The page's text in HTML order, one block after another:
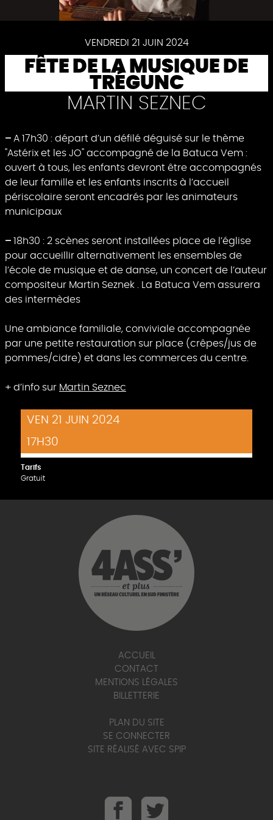
VENDREDI 21 JUIN 2024
FÊTE DE LA MUSIQUE DE
TRÉGUNC
MARTIN SEZNEC
– A 17h30 : départ d’un défilé déguisé sur le thème
"Astérix et les JO" accompagné de la Batuca Vem :
ouvert à tous, les enfants devront être accompagnés
de leur famille et les enfants inscrits à l’accueil
périscolaire seront encadrés par les animateurs
municipaux
– 18h30 : 2 scènes seront installées place de l’église
pour accueillir alternativement les ensembles de
l’école de musique et de danse, un concert de l’auteur
compositeur Martin Seznek . La Batuca Vem assurera
des intermèdes
Une ambiance familiale, conviviale accompagnée
par une petite restauration sur place (crêpes/jus de
pommes/cidre) et dans les commerces du centre.
+ d’info sur Martin Seznec
VEN 21 JUIN 2024
17H30
Tarifs
Gratuit
ACCUEIL
CONTACT
MENTIONS LÉGALES
BILLETTERIE
PLAN DU SITE
SE CONNECTER
SITE RÉALISÉ AVEC SPIP